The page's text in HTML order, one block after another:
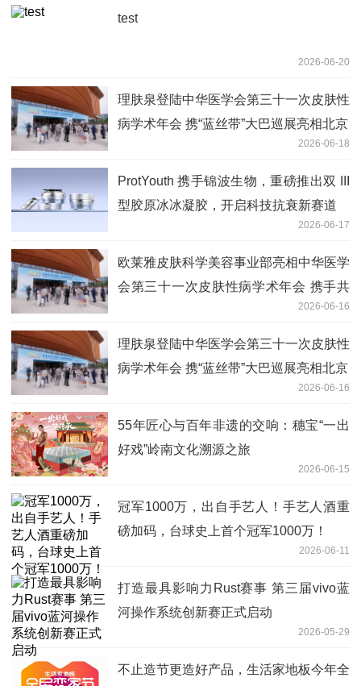
test
2026-06-20
理肤泉登陆中华医学会第三十一次皮肤性
病学术年会 携“蓝丝带”大巴巡展亮相北京
2026-06-18
ProtYouth 携手锦波生物，重磅推出双 III
型胶原冰冰凝胶，开启科技抗衰新赛道
2026-06-17
欧莱雅皮肤科学美容事业部亮相中华医学
会第三十一次皮肤性病学术年会 携手共
2026-06-16
理肤泉登陆中华医学会第三十一次皮肤性
病学术年会 携“蓝丝带”大巴巡展亮相北京
2026-06-16
55年匠心与百年非遗的交响：穗宝“一出
好戏”岭南文化溯源之旅
2026-06-15
冠军1000万，出自手艺人！手艺人酒重
磅加码，台球史上首个冠军1000万！
2026-06-11
打造最具影响力Rust赛事 第三届vivo蓝
河操作系统创新赛正式启动
2026-05-29
不止造节更造好产品，生活家地板今年全